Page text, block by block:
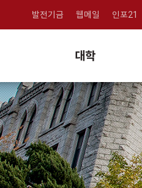
대학
발전기금 웹메일 인포21